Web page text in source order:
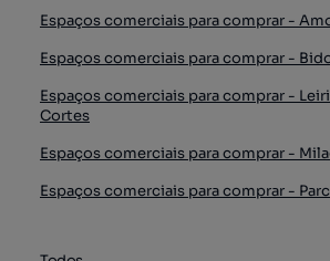
Espaços comerciais para comprar -
Espaços comerciais para comprar -
Espaços comerciais para comprar -
Cortes
Espaços comerciais para comprar -
Espaços comerciais para comprar -